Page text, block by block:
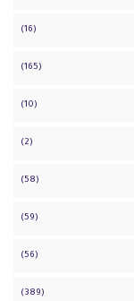
(16)
(165)
(10)
(2)
(58)
(59)
(56)
(389)